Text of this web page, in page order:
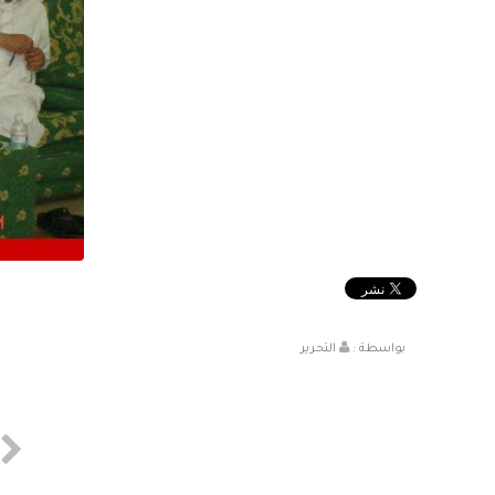
بواسطة : التحرير